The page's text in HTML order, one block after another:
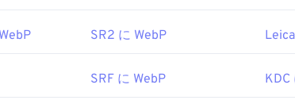
SR2 に WebP
SRF に WebP KDC